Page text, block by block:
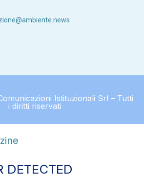
Istituzionali Srl – Tutti
i diritti riservati
DETECTED